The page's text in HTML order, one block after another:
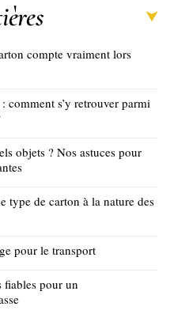
compte vraiment lors
comment s’y retrouver parmi
objets ? Nos astuces pour
type de carton à la nature des
pour le transport
fiables pour un